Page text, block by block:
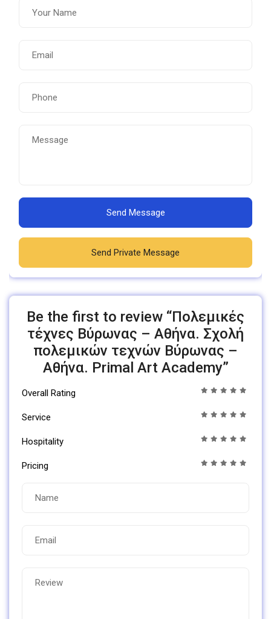
Send Message
Send Private Message
Be the first to review “Πολεμικές
τέχνες Βύρωνας – Αθήνα. Σχολή
πολεμικών τεχνών Βύρωνας –
Αθήνα. Primal Art Academy”
Overall Rating
Service
Hospitality
Pricing